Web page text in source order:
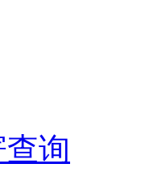
询